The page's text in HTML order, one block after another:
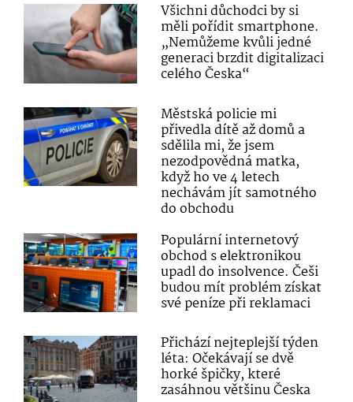
Všichni důchodci by si
měli pořídit smartphone.
„Nemůžeme kvůli jedné
generaci brzdit digitalizaci
celého Česka“
Městská policie mi
přivedla dítě až domů a
sdělila mi, že jsem
nezodpovědná matka,
když ho ve 4 letech
nechávám jít samotného
do obchodu
Populární internetový
obchod s elektronikou
upadl do insolvence. Češi
budou mít problém získat
své peníze při reklamaci
Přichází nejteplejší týden
léta: Očekávají se dvě
horké špičky, které
zasáhnou většinu Česka